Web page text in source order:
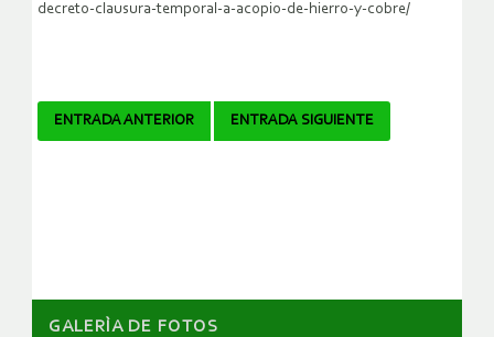
decreto-clausura-temporal-a-acopio-de-hierro-y-cobre/
Navegador
ENTRADA ANTERIOR ENTRADA SIGUIENTE
GALERÌA DE FOTOS